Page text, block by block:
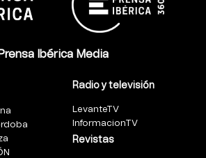
Ibérica Media
Radio y televisión
LevanteTV
InformacionTV
Revistas